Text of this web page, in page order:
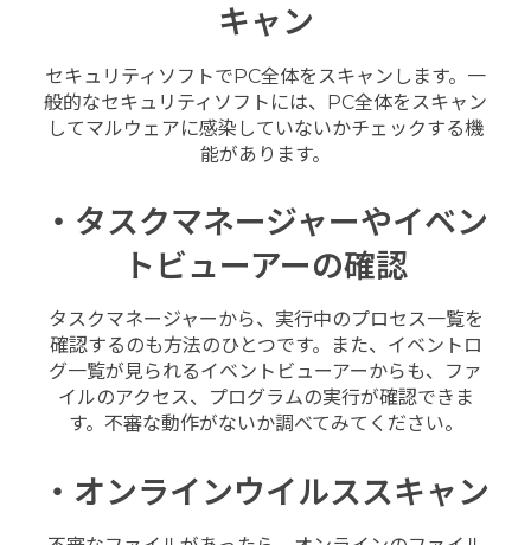
キャン
セキュリティソフトでPC全体をスキャンします。一
般的なセキュリティソフトには、PC全体をスキャン
してマルウェアに感染していないかチェックする機
能があります。
・タスクマネージャーやイベン
トビューアーの確認
タスクマネージャーから、実行中のプロセス一覧を
確認するのも方法のひとつです。また、イベントロ
グ一覧が見られるイベントビューアーからも、ファ
イルのアクセス、プログラムの実行が確認できま
す。不審な動作がないか調べてみてください。
・オンラインウイルススキャン